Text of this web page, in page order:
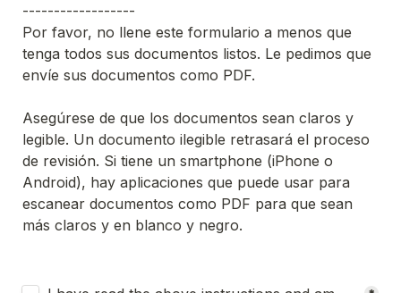
------------------
Por favor, no llene este formulario a menos que
tenga todos sus documentos listos. Le pedimos que
envíe sus documentos como PDF.
Asegúrese de que los documentos sean claros y
legible. Un documento ilegible retrasará el proceso
de revisión. Si tiene un smartphone (iPhone o
Android), hay aplicaciones que puede usar para
escanear documentos como PDF para que sean
más claros y en blanco y negro.
Untitled checkboxes field